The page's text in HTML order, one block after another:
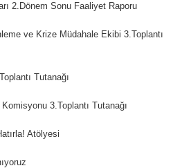
2.Dönem Sonu Faaliyet Raporu
ve Krize Müdahale Ekibi 3.Toplantı
Tutanağı
3.Toplantı Tutanağı
Atölyesi